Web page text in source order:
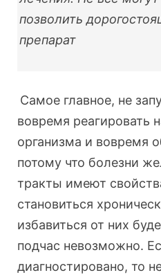
позволить
препарат
Самое главное, не
вовремя реагировать
организма и вовремя
потому что болезни
тракты имеют
становиться
избавиться от них
подчас невозможно.
диагностировано, то